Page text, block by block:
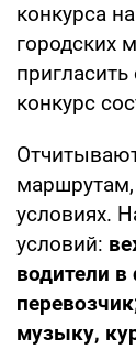
конкурса
городских
конкурс
условиях.
условий:
водители
музыку,